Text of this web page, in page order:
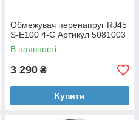
Обмежувач перенапруг RJ45
S-E100 4-C Артикул 5081003
В наявності
3 290 ₴
Купити